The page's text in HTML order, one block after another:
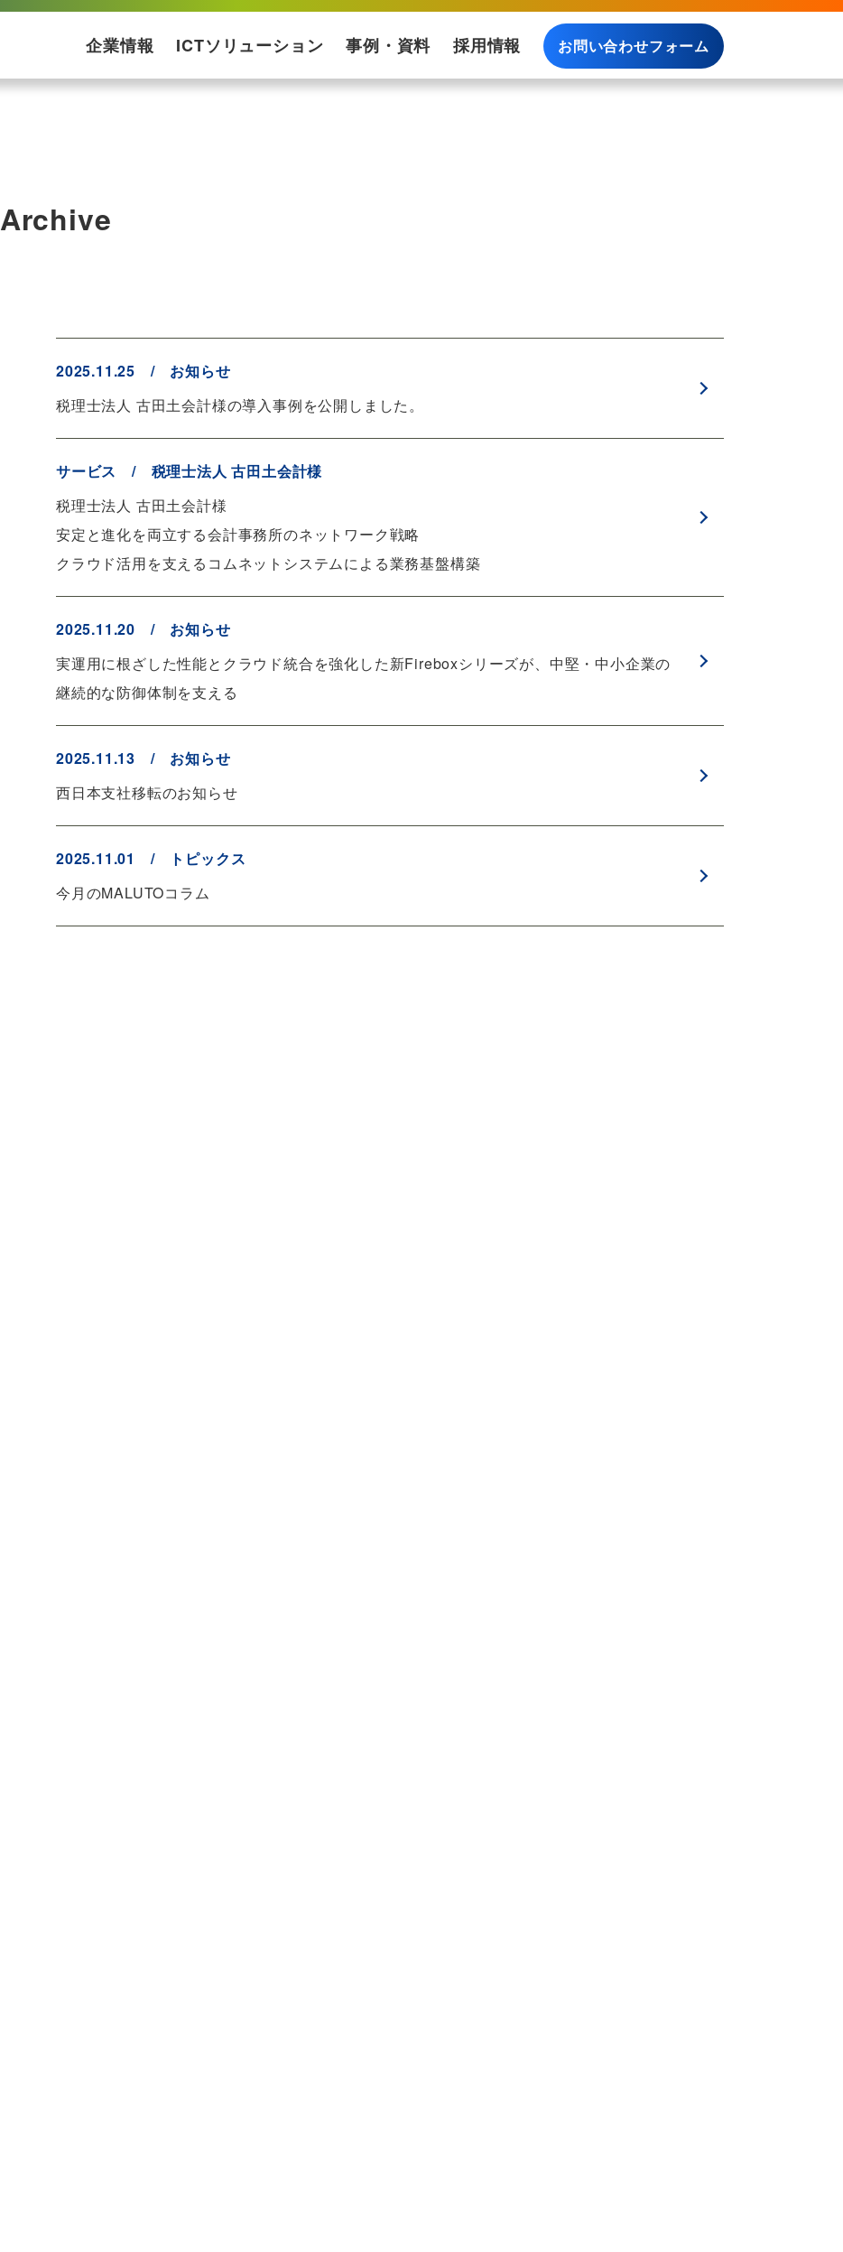
企業情報 ICTソリューション 事例・資料 採用情報 お問い合わせフォーム
Archive
2025.11.25 / お知らせ
税理士法人 古田土会計様の導入事例を公開しました。
サービス / 税理士法人 古田土会計様
税理士法人 古田土会計様
安定と進化を両立する会計事務所のネットワーク戦略
クラウド活用を支えるコムネットシステムによる業務基盤構築
2025.11.20 / お知らせ
実運用に根ざした性能とクラウド統合を強化した新Fireboxシリーズが、中堅・中小企業の
継続的な防御体制を支える
2025.11.13 / お知らせ
西日本支社移転のお知らせ
2025.11.01 / トピックス
今月のMALUTOコラム